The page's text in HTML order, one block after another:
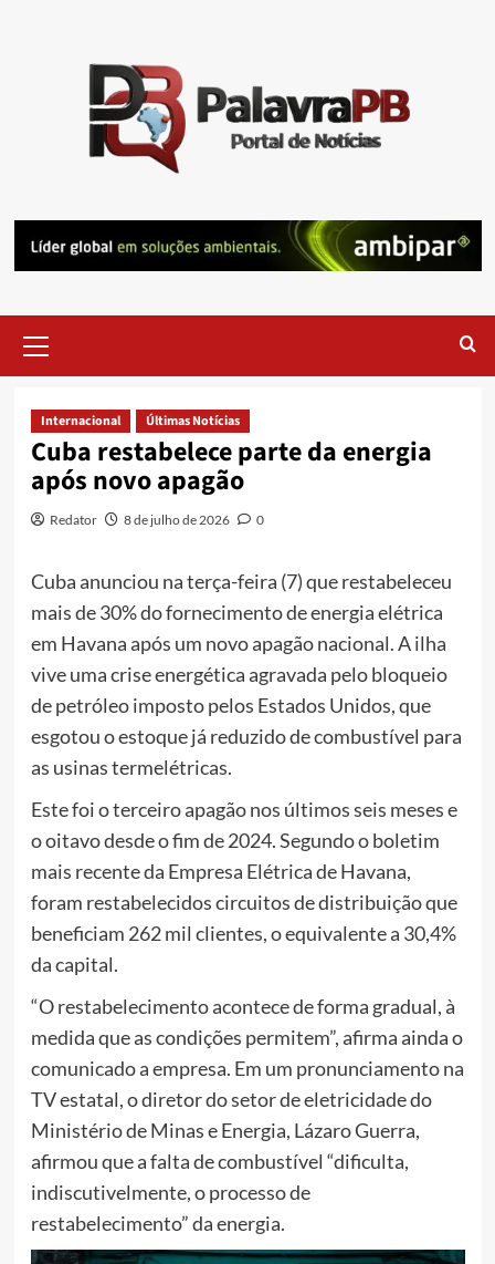
Menu
Internacional Últimas Notícias
Cuba restabelece parte da energia
após novo apagão
Redator 8 de julho de 2026 0
Cuba anunciou na terça-feira (7) que restabeleceu
mais de 30% do fornecimento de energia elétrica
em Havana após um novo apagão nacional. A ilha
vive uma crise energética agravada pelo bloqueio
de petróleo imposto pelos Estados Unidos, que
esgotou o estoque já reduzido de combustível para
as usinas termelétricas.
Este foi o terceiro apagão nos últimos seis meses e
o oitavo desde o fim de 2024. Segundo o boletim
mais recente da Empresa Elétrica de Havana,
foram restabelecidos circuitos de distribuição que
beneficiam 262 mil clientes, o equivalente a 30,4%
da capital.
“O restabelecimento acontece de forma gradual, à
medida que as condições permitem”, afirma ainda o
comunicado a empresa. Em um pronunciamento na
TV estatal, o diretor do setor de eletricidade do
Ministério de Minas e Energia, Lázaro Guerra,
afirmou que a falta de combustível “dificulta,
indiscutivelmente, o processo de
restabelecimento” da energia.